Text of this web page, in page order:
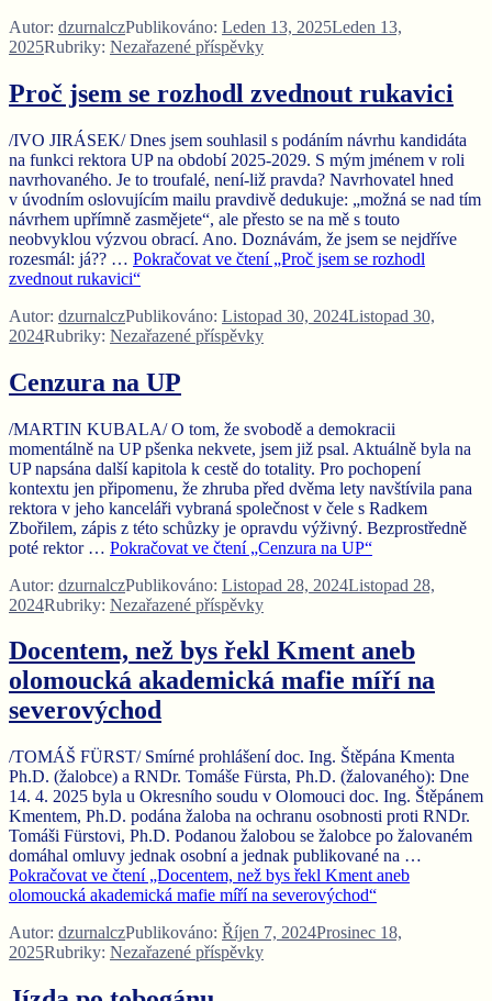
Autor: dzurnalczPublikováno: Leden 13, 2025Leden 13,
2025Rubriky: Nezařazené příspěvky
Proč jsem se rozhodl zvednout rukavici
/IVO JIRÁSEK/ Dnes jsem souhlasil s podáním návrhu kandidáta
na funkci rektora UP na období 2025-2029. S mým jménem v roli
navrhovaného. Je to troufalé, není-liž pravda? Navrhovatel hned
v úvodním oslovujícím mailu pravdivě dedukuje: „možná se nad tím
návrhem upřímně zasmějete“, ale přesto se na mě s touto
neobvyklou výzvou obrací. Ano. Doznávám, že jsem se nejdříve
rozesmál: já?? … Pokračovat ve čtení„Proč jsem se rozhodl
zvednout rukavici“
Autor: dzurnalczPublikováno: Listopad 30, 2024Listopad 30,
2024Rubriky: Nezařazené příspěvky
Cenzura na UP
/MARTIN KUBALA/ O tom, že svobodě a demokracii
momentálně na UP pšenka nekvete, jsem již psal. Aktuálně byla na
UP napsána další kapitola k cestě do totality. Pro pochopení
kontextu jen připomenu, že zhruba před dvěma lety navštívila pana
rektora v jeho kanceláři vybraná společnost v čele s Radkem
Zbořilem, zápis z této schůzky je opravdu výživný. Bezprostředně
poté rektor … Pokračovat ve čtení„Cenzura na UP“
Autor: dzurnalczPublikováno: Listopad 28, 2024Listopad 28,
2024Rubriky: Nezařazené příspěvky
Docentem, než bys řekl Kment aneb
olomoucká akademická mafie míří na
severovýchod
/TOMÁŠ FÜRST/ Smírné prohlášení doc. Ing. Štěpána Kmenta
Ph.D. (žalobce) a RNDr. Tomáše Fürsta, Ph.D. (žalovaného): Dne
14. 4. 2025 byla u Okresního soudu v Olomouci doc. Ing. Štěpánem
Kmentem, Ph.D. podána žaloba na ochranu osobnosti proti RNDr.
Tomáši Fürstovi, Ph.D. Podanou žalobou se žalobce po žalovaném
domáhal omluvy jednak osobní a jednak publikované na …
Pokračovat ve čtení„Docentem, než bys řekl Kment aneb
olomoucká akademická mafie míří na severovýchod“
Autor: dzurnalczPublikováno: Říjen 7, 2024Prosinec 18,
2025Rubriky: Nezařazené příspěvky